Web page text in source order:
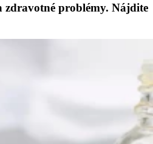
zdravotné problémy. Nájdite